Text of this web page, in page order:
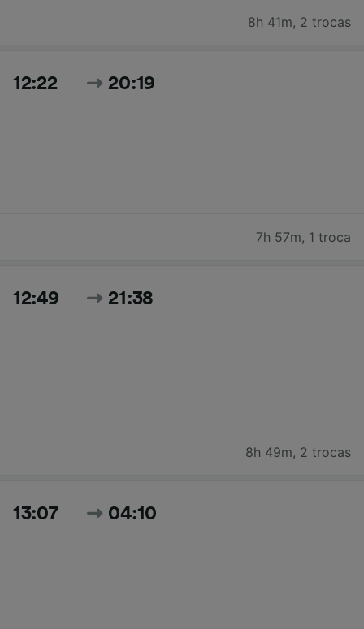
8h 41m, 2 trocas
12:22 20:19
7h 57m, 1 troca
12:49 21:38
8h 49m, 2 trocas
13:07 04:10